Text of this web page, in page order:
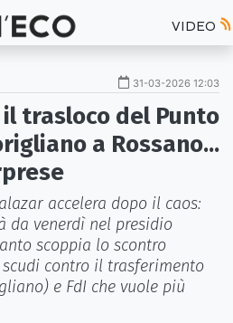
VIDEO
31-03-2026 12:03
trasloco del Punto
a Rossano...
accelera dopo il caos:
da venerdì nel presidio
scoppia lo scontro
contro il trasferimento
e FdI che vuole più